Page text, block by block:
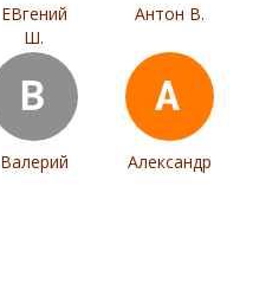
ЕВгений
Ш.
Антон В.
Валерий Александр